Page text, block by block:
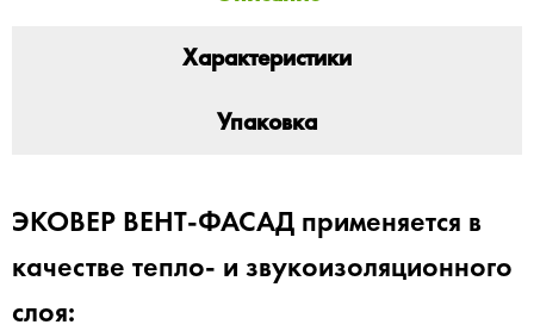
Характеристики
Упаковка
ЭКОВЕР ВЕНТ-ФАСАД применяется в
качестве тепло- и звукоизоляционного
слоя: